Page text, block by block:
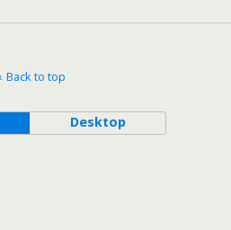
Back to top
Desktop